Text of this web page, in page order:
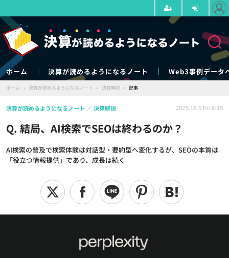
ホーム 決算が読めるようになるノート Web3事例データ
ホーム › 決算が読めるようになるノート › 決算解説 › 記事
Q. 結局、AI検索でSEOは終わるのか？
AI検索の普及で検索体験は対話型・要約型へ変化するが、SEOの本質は
「役立つ情報提供」であり、成長は続く
決算が読めるようになるノート 決算解説 2025.12.5 Fri 6:15